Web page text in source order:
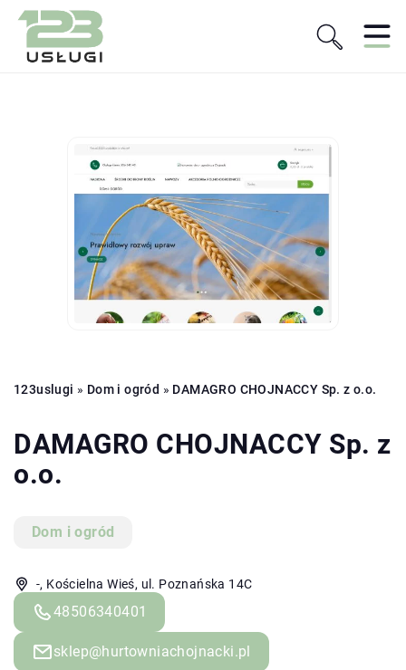
123uslugi » Dom i ogród » DAMAGRO CHOJNACCY Sp. z o.o.
DAMAGRO CHOJNACCY Sp. z
o.o.
Dom i ogród
-, Kościelna Wieś, ul. Poznańska 14C
48506340401
sklep@hurtowniachojnacki.pl